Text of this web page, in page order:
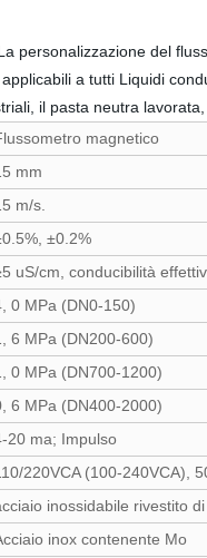
del
a tutti Liquidi
il pasta neutra
magnetico
mm
m/s.
±0.2%
uS/cm, conducibilità
0 MPa (DN0-150)
6 MPa (DN200-600)
0 MPa (DN700-1200)
6 MPa (DN400-2000)
20 ma; Impulso
220VCA (100-240VCA),
inossidabile rivestito
inox contenente Mo